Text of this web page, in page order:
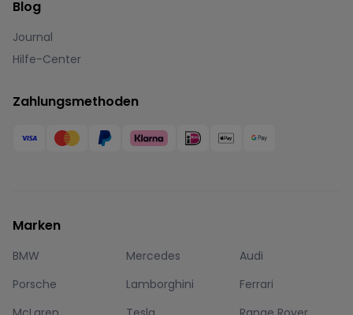
Blog
Journal
Hilfe-Center
Zahlungsmethoden
Marken
BMW Mercedes
Audi
Porsche
Lamborghini
Ferrari